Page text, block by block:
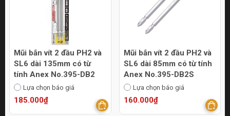
Mũi bắn vít 2 đầu PH2 và
SL6 dài 135mm có từ
tính Anex No.395-DB2
Lựa chọn báo giá
185.000₫
Mũi bắn vít 2 đầu PH2 và
SL6 dài 85mm có từ tính
Anex No.395-DB2S
Lựa chọn báo giá
160.000₫